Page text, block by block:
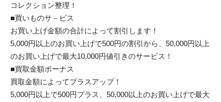
コレクション整理！
■買いものサ－ビス
お買い上げ金額の合計によって割引します！
5,000円以上のお買い上げで500円の割引から、50,000円以上
のお買い上げで最大10,000円値引きのサービス！
■買取金額ボーナス
買取金額によってプラスアップ！
5,000円以上で500円プラス、50,000以上のお買い上げで最大